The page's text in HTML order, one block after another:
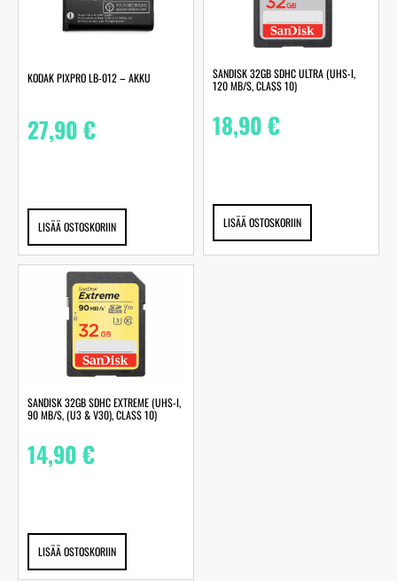
KODAK PIXPRO LB-012 – AKKU
27,90€
LISÄÄ OSTOSKORIIN
SANDISK 32GB SDHC ULTRA (UHS-I,
120 MB/S, CLASS 10)
18,90€
LISÄÄ OSTOSKORIIN
SANDISK 32GB SDHC EXTREME (UHS-I,
90 MB/S, (U3 & V30), CLASS 10)
14,90€
LISÄÄ OSTOSKORIIN